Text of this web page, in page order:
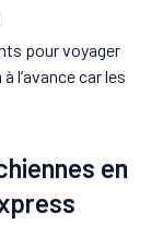
pour voyager
l’avance car les
en